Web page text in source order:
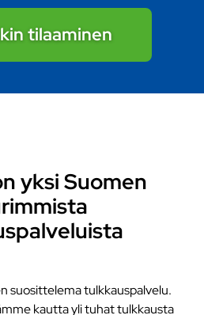
tilaaminen
yksi Suomen
suosittelema tulkkauspalvelu.
kautta yli tuhat tulkkausta